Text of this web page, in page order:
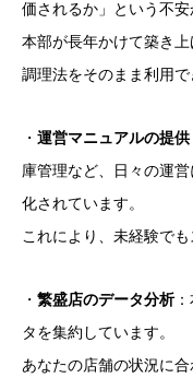
価されるか」という不安
本部が長年かけて築き
調理法をそのまま利用で
・ 運営マニュアルの提供
庫管理など、日々の運
化されています。
これにより、未経験で
・ 繁盛店のデータ分析：
タを集約しています。
あなたの店舗の状況に